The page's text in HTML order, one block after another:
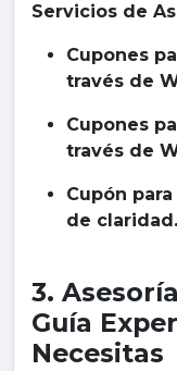
Servicios de
Cupones
través de
Cupones
través de
Cupón
de claridad.
3.
Guía
Necesitas